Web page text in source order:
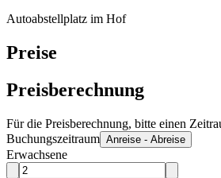
Autoabstellplatz im Hof
Preise
Preisberechnung
Für die Preisberechnung, bitte einen
Buchungszeitraum Anreise - Abreise
Erwachsene